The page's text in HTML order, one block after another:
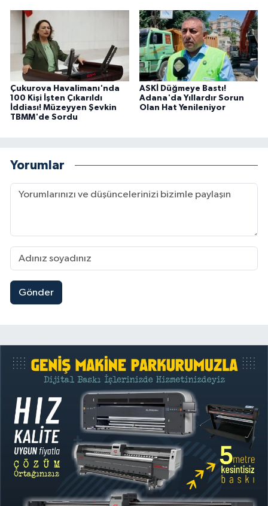
Çukurova Havalimanı'nda
100 Kişi İşten Çıkarıldı
İddiası! Müzeyyen Şevkin
TBMM'de Sordu
ASKİ Düğmeye Bastı!
Adana'da Yıllardır Sorun
Olan Hat Yenileniyor
Yorumlar
Gönder